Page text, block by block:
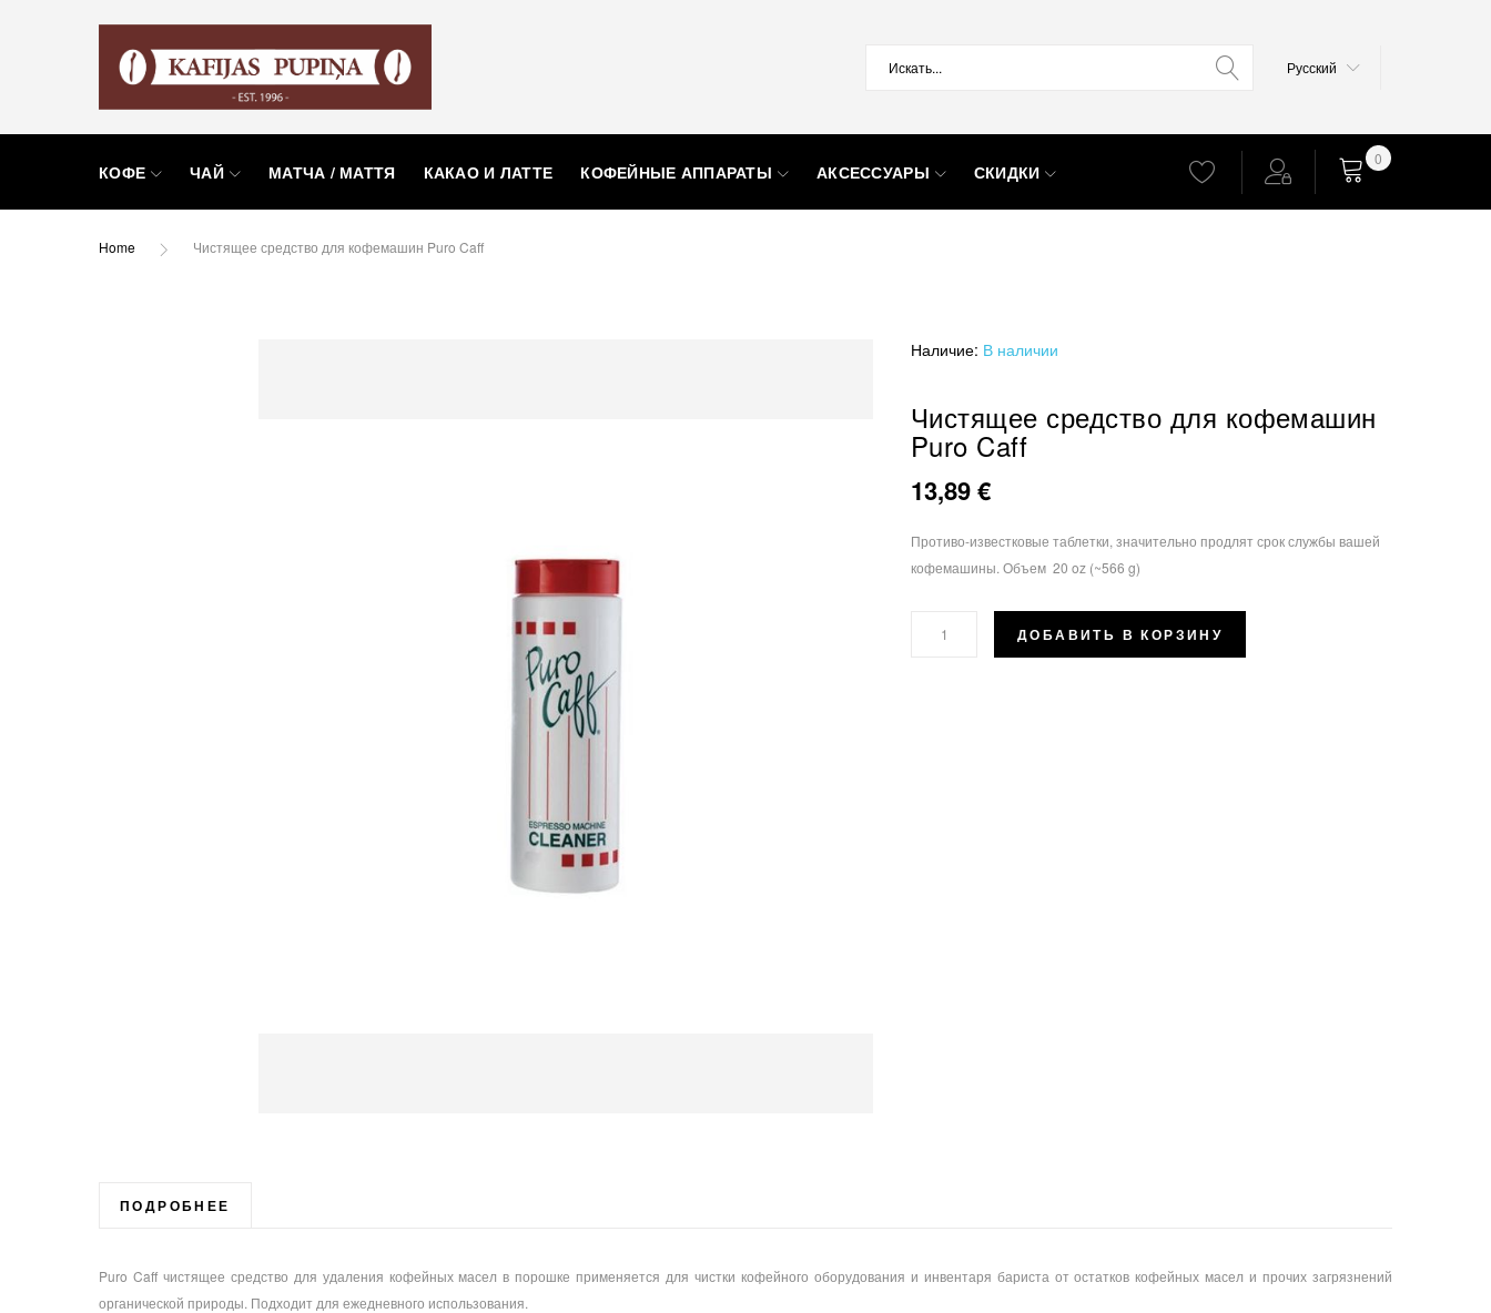
Язык
Русский
КОФЕ ЧАЙ МАТЧА / МАТТЯ КАКАО И ЛАТТЕ КОФЕЙНЫЕ АППАРАТЫ АКСЕССУАРЫ СКИДКИ
0
Home Чистящее средство для кофемашин Puro Caff
галереи
Наличие: В наличии
Чистящее средство для кофемашин
Puro Caff
13,89 €
Противо-известковые таблетки, значительно продлят срок службы вашей
кофемашины. Объем 20 oz (~566 g)
ДОБАВИТЬ В КОРЗИНУ
ПОДРОБНЕЕ
Puro Caff чистящее средство для удаления кофейных масел в порошке применяется для чистки кофейного оборудования и инвентаря бариста от остатков кофейных масел и прочих загрязнений
органической природы. Подходит для ежедневного использования.